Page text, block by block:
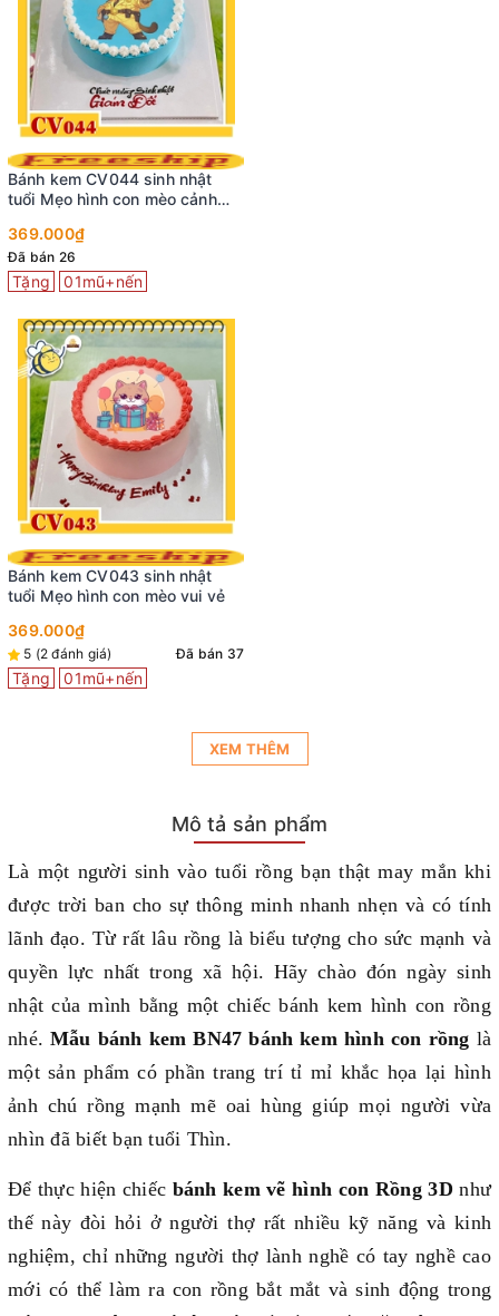
Bánh kem CV044 sinh nhật
tuổi Mẹo hình con mèo cảnh
369.000₫
Đã bán 26
Tặng 01mũ+nến
Bánh kem CV043 sinh nhật
tuổi Mẹo hình con mèo vui vẻ
369.000₫
5 (2 đánh giá) Đã bán 37
Tặng 01mũ+nến
XEM THÊM
Mô tả sản phẩm
Là một người sinh vào tuổi rồng bạn thật may mắn khi
được trời ban cho sự thông minh nhanh nhẹn và có tính
lãnh đạo. Từ rất lâu rồng là biểu tượng cho sức mạnh và
quyền lực nhất trong xã hội. Hãy chào đón ngày sinh
nhật của mình bằng một chiếc bánh kem hình con rồng
nhé. Mẫu bánh kem BN47 bánh kem hình con rồng là
một sản phẩm có phần trang trí tỉ mỉ khắc họa lại hình
ảnh chú rồng mạnh mẽ oai hùng giúp mọi người vừa
nhìn đã biết bạn tuổi Thìn.
Để thực hiện chiếc bánh kem vẽ hình con Rồng 3D như
thế này đòi hỏi ở người thợ rất nhiều kỹ năng và kinh
nghiệm, chỉ những người thợ lành nghề có tay nghề cao
mới có thể làm ra con rồng bắt mắt và sinh động trong